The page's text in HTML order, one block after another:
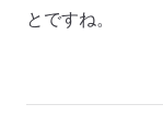
とですね。